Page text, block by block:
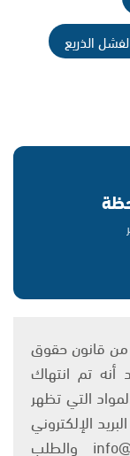
الذريع
المواد وفقًا للمادة 27 أ من قانون حقوق
تعتقد أنه تم انتهاك
التي تظهر
الإلكتروني
على العنوان التالي: info@ashams.com والطلب